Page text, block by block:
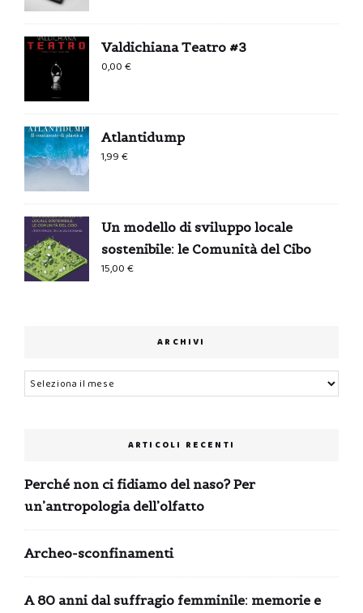
Valdichiana Teatro #3
0,00€
Atlantidump
1,99€
Un modello di sviluppo locale
sostenibile: le Comunità del Cibo
15,00€
ARCHIVI
Archivi
ARTICOLI RECENTI
Perché non ci fidiamo del naso? Per
un’antropologia dell’olfatto
Archeo-sconfinamenti
A 80 anni dal suffragio femminile: memorie e